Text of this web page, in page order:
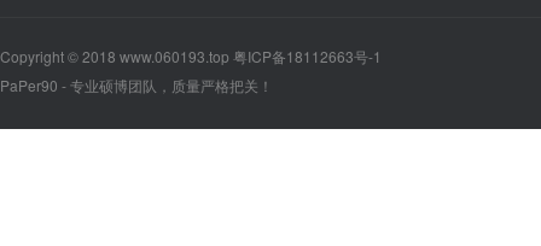
Copyright © 2018 www.060193.top 粤ICP备18112663号-1
PaPer90 - 专业硕博团队，质量严格把关！